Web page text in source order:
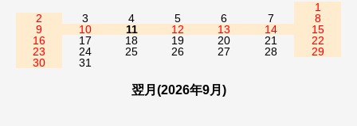
1
2
3 4 5 6 7
8
9
10 11 12 13 14
15
16
17 18 19 20 21
22
23
24 25 26 27 28
29
30
31
翌月(2026年9月)